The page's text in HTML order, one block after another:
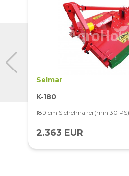
Selmar
K-180
180 cm Sichelmäher(min 30 PS)
2.363 EUR